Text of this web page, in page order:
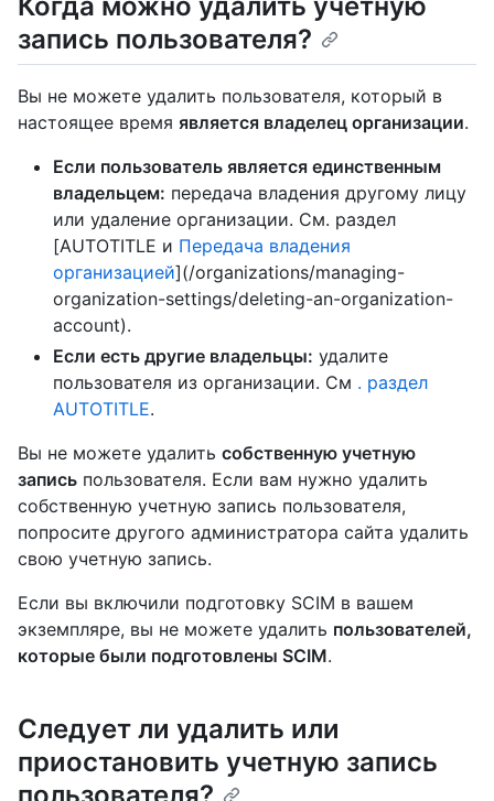
запись пользователя?
Вы не можете удалить пользователя, который в
настоящее время является владелец организации.
Если пользователь является единственным
владельцем: передача владения другому лицу
или удаление организации. См. раздел
[AUTOTITLE и Передача владения
организацией](/organizations/managing-
organization-settings/deleting-an-organization-
account).
Если есть другие владельцы: удалите
пользователя из организации. См . раздел
AUTOTITLE.
Вы не можете удалить собственную учетную
запись пользователя. Если вам нужно удалить
собственную учетную запись пользователя,
попросите другого администратора сайта удалить
свою учетную запись.
Если вы включили подготовку SCIM в вашем
экземпляре, вы не можете удалить пользователей,
которые были подготовлены SCIM.
Следует ли удалить или
приостановить учетную запись